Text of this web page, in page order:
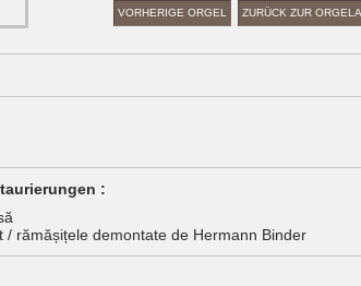
VORHERIGE ORGEL ZURÜCK ZUR
:
/ rămășițele demontate de Hermann Binder